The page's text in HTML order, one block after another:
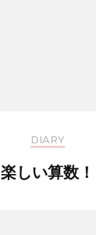
DIARY
楽しい算数！